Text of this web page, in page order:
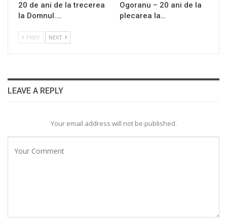
20 de ani de la trecerea
la Domnul.…
Ogoranu – 20 ani de la
plecarea la…
PREV NEXT
LEAVE A REPLY
Your email address will not be published.